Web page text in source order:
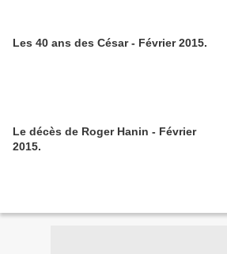
Les 40 ans des César - Février 2015.
Le décès de Roger Hanin - Février
2015.